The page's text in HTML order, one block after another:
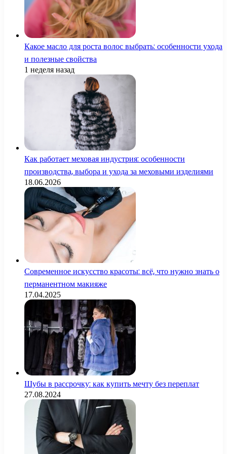
Какое масло для роста волос выбрать: особенности ухода
и полезные свойства
1 неделя назад
Как работает меховая индустрия: особенности
производства, выбора и ухода за меховыми изделиями
18.06.2026
Современное искусство красоты: всё, что нужно знать о
перманентном макияже
17.04.2025
Шубы в рассрочку: как купить мечту без переплат
27.08.2024